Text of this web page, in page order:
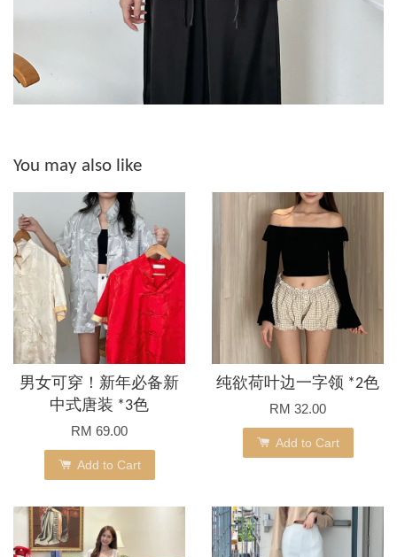
You may also like
男女可穿！新年必备新
中式唐装 *3色
RM 69.00
Add to Cart
纯欲荷叶边一字领 *2色
RM 32.00
Add to Cart